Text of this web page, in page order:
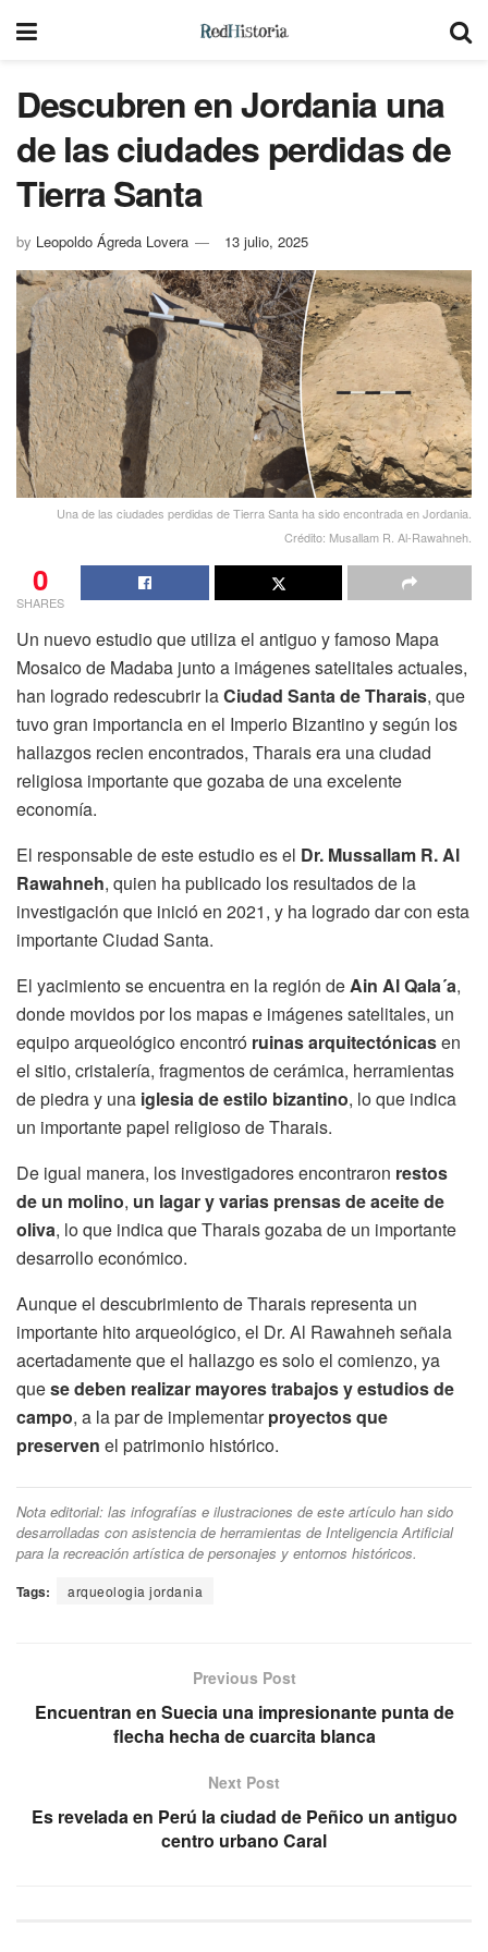
Descubren en Jordania una
de las ciudades perdidas de
Tierra Santa
by Leopoldo Ágreda Lovera 13 julio, 2025
Una de las ciudades perdidas de Tierra Santa ha sido encontrada en Jordania.
Crédito: Musallam R. Al-Rawahneh.
0
SHARES
Un nuevo estudio que utiliza el antiguo y famoso Mapa
Mosaico de Madaba junto a imágenes satelitales actuales,
han logrado redescubrir laCiudad Santa de Tharais, que
tuvo gran importancia en el Imperio Bizantino y según los
hallazgos recien encontrados, Tharais era una ciudad
religiosa importante que gozaba de una excelente
economía.
El responsable de este estudio es el Dr. Mussallam R. Al
Rawahneh, quien ha publicado los resultados de la
investigación que inició en 2021, y ha logrado dar con esta
importante Ciudad Santa.
El yacimiento se encuentra en la región deAin Al Qala´a,
donde movidos por los mapas e imágenes satelitales, un
equipo arqueológico encontró ruinas arquitectónicasen
el sitio, cristalería, fragmentos de cerámica, herramientas
de piedra y una iglesia de estilo bizantino, lo que indica
un importante papel religioso de Tharais.
De igual manera, los investigadores encontraron restos
de un molino, un lagar y varias prensas de aceite de
oliva, lo que indica que Tharais gozaba de un importante
desarrollo económico.
Aunque el descubrimiento de Tharais representa un
importante hito arqueológico, el Dr. Al Rawahneh señala
acertadamente que el hallazgo es solo el comienzo, ya
quese deben realizar mayores trabajos y estudios de
campo, a la par de implementarproyectos que
preserven el patrimonio histórico.
Nota editorial: las infografías e ilustraciones de este artículo han sido
desarrolladas con asistencia de herramientas de Inteligencia Artificial
para la recreación artística de personajes y entornos históricos.
Tags: arqueologia jordania
Previous Post
Encuentran en Suecia una impresionante punta de
flecha hecha de cuarcita blanca
Next Post
Es revelada en Perú la ciudad de Peñico un antiguo
centro urbano Caral